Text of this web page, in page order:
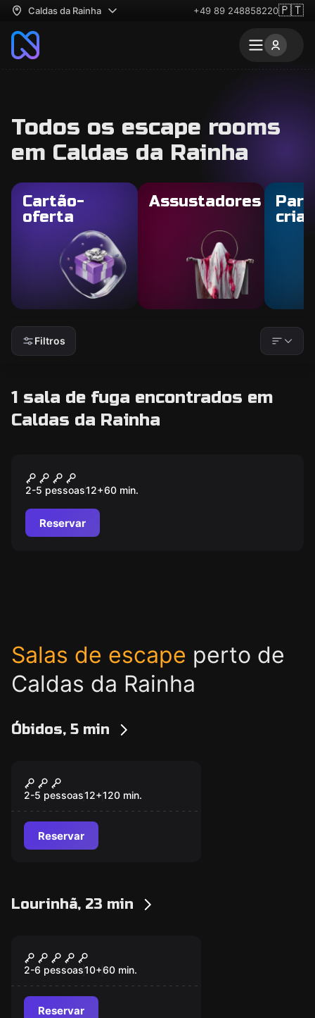
Caldas da Rainha +49 89 248858220🇵🇹
Todos os escape rooms
em Caldas da Rainha
Cartão-
oferta
Assustadores
Para
Filtros
1 sala de fuga encontrados em
Caldas da Rainha
THE DUNGEON
2-5 pessoas12+60 min.
Reservar
Salas de escape perto de
Caldas da Rainha
Óbidos, 5 min
Novo
A Divina e a Perfeita
2-5 pessoas12+120 min.
Reservar
Lourinhã, 23 min
A Linhagem de
Nostradamus
2-6 pessoas10+60 min.
Reservar